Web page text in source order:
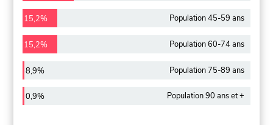
15,2% Population 45-59 ans
15,2% Population 60-74 ans
8,9% Population 75-89 ans
0,9% Population 90 ans et +